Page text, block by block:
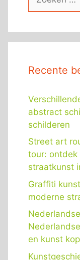
naar:
Recente
abstract
schilderen
Street art
tour: ontdek
straatkunst
Graffiti
moderne
en kunst